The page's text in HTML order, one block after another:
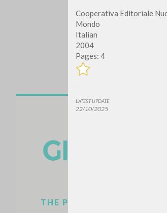
Cooperativa Editoriale
Mondo
Italian
2004
Pages: 4
LATEST UPDATE
22/10/2025